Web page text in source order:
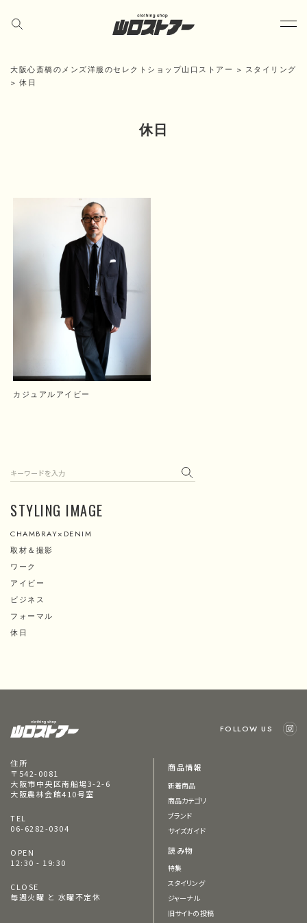
大阪心斎橋のメンズ洋服のセレクトショップ山口ストアー > スタイリング
> 休日
休日
カジュアルアイビー
STYLING IMAGE
CHAMBRAY×DENIM
取材＆撮影
ワーク
アイビー
ビジネス
フォーマル
休日
FOLLOW US
住所
〒542-0081
大阪市中央区南船場3-2-6
大阪農林会館410号室
TEL
06-6282-0304
OPEN
12:30 - 19:30
CLOSE
毎週火曜 と 水曜不定休
商品情報
新着商品
商品カテゴリ
ブランド
サイズガイド
読み物
特集
スタイリング
ジャーナル
旧サイトの投稿